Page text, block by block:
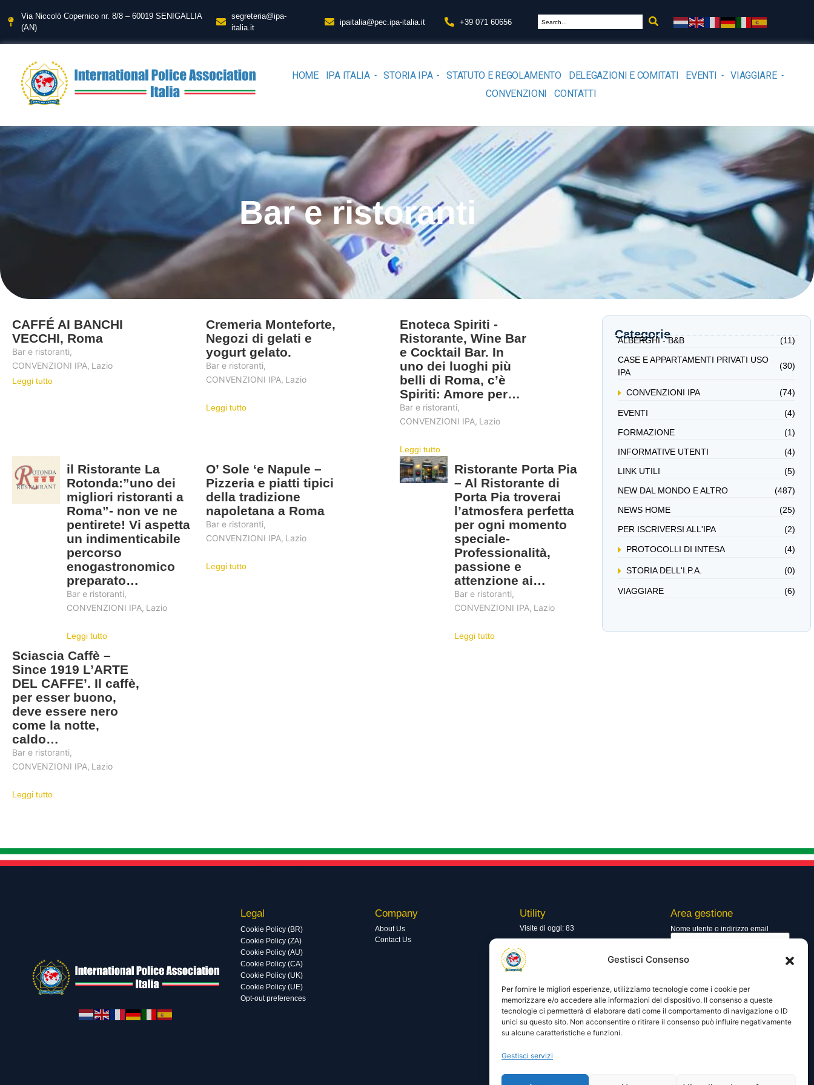
Gestisci Consenso
Per fornire le migliori esperienze, utilizziamo tecnologie come i cookie per
memorizzare e/o accedere alle informazioni del dispositivo. Il consenso a queste
tecnologie ci permetterà di elaborare dati come il comportamento di navigazione o ID
unici su questo sito. Non acconsentire o ritirare il consenso può influire negativamente
su alcune caratteristiche e funzioni.
Gestisci servizi
Via Niccolò Copernico nr. 8/8 – 60019 SENIGALLIA
(AN)
segreteria@ipa-
italia.it
ipaitalia@pec.ipa-italia.it +39 071 60656
HOME IPA ITALIA STORIA IPA STATUTO E REGOLAMENTO DELEGAZIONI E COMITATI EVENTI
VIAGGIARE
CONVENZIONI
CONTATTI
Bar e ristoranti
CAFFÉ AI BANCHI
VECCHI, Roma
Bar e ristoranti,
CONVENZIONI IPA, Lazio
Leggi tutto
Cremeria Monteforte,
Negozi di gelati e
yogurt gelato.
Bar e ristoranti,
CONVENZIONI IPA, Lazio
Leggi tutto
Enoteca Spiriti -
Ristorante, Wine Bar
e Cocktail Bar. In
uno dei luoghi più
belli di Roma, c’è
Spiriti: Amore per…
Bar e ristoranti,
CONVENZIONI IPA, Lazio
Leggi tutto
il Ristorante La
Rotonda:”uno dei
migliori ristoranti a
Roma”- non ve ne
pentirete! Vi aspetta
un indimenticabile
percorso
enogastronomico
preparato…
Bar e ristoranti,
CONVENZIONI IPA, Lazio
Leggi tutto
O’ Sole ‘e Napule –
Pizzeria e piatti tipici
della tradizione
napoletana a Roma
Bar e ristoranti,
CONVENZIONI IPA, Lazio
Leggi tutto
Ristorante Porta Pia
– Al Ristorante di
Porta Pia troverai
l’atmosfera perfetta
per ogni momento
speciale-
Professionalità,
passione e
attenzione ai…
Bar e ristoranti,
CONVENZIONI IPA, Lazio
Leggi tutto
Sciascia Caffè –
Since 1919 L’ARTE
DEL CAFFE’. Il caffè,
per esser buono,
deve essere nero
come la notte,
caldo…
Bar e ristoranti,
CONVENZIONI IPA, Lazio
Leggi tutto
Categorie
ALBERGHI - B&B
(11)
CASE E APPARTAMENTI PRIVATI USO
IPA
(30)
CONVENZIONI IPA (74)
EVENTI
(4)
FORMAZIONE
(1)
INFORMATIVE UTENTI
(4)
LINK UTILI
(5)
NEW DAL MONDO E ALTRO
(487)
NEWS HOME
(25)
PER ISCRIVERSI ALL'IPA
(2)
PROTOCOLLI DI INTESA (4)
STORIA DELL'I.P.A. (0)
VIAGGIARE (6)
Legal
Cookie Policy (BR)
Cookie Policy (ZA)
Cookie Policy (AU)
Cookie Policy (CA)
Cookie Policy (UK)
Cookie Policy (UE)
Opt-out preferences
Company
About Us
Contact Us
Utility
Visite di oggi: 83
Area gestione
Nome utente o indirizzo email
Ricordami